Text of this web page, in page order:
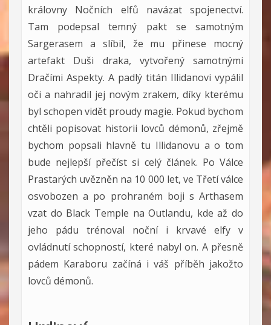
královny Nočních elfů navázat spojenectví.
Tam podepsal temný pakt se samotným
Sargerasem a slíbil, že mu přinese mocný
artefakt Duši draka, vytvořený samotnými
Dračími Aspekty. A padlý titán Illidanovi vypálil
oči a nahradil jej novým zrakem, díky kterému
byl schopen vidět proudy magie. Pokud bychom
chtěli popisovat historii lovců démonů, zřejmě
bychom popsali hlavně tu Illidanovu a o tom
bude nejlepší přečíst si celý článek. Po Válce
Prastarých uvězněn na 10 000 let, ve Třetí válce
osvobozen a po prohraném boji s Arthasem
vzat do Black Temple na Outlandu, kde až do
jeho pádu trénoval noční i krvavé elfy v
ovládnutí schopností, které nabyl on. A přesně
pádem Karaboru začíná i váš příběh jakožto
lovců démonů.